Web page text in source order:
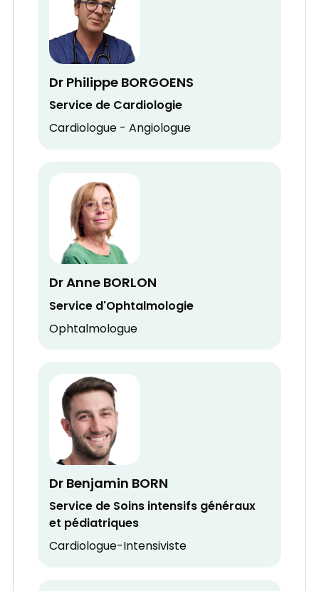
Dr Philippe BORGOENS
Service de Cardiologie
Cardiologue - Angiologue
Dr Anne BORLON
Service d'Ophtalmologie
Ophtalmologue
Dr Benjamin BORN
Service de Soins intensifs généraux
et pédiatriques
Cardiologue-Intensiviste